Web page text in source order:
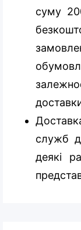
суму
служб
деякі